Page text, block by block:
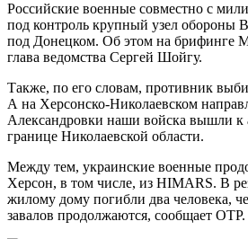
Российские военные совместно с
под контроль крупный узел обороны
под Донецком. Об этом на брифинге
глава ведомства Сергей Шойгу.
Также, по его словам, противник
А на Херсонско-Николаевском
Александровки наши войска вышли к
границе Николаевской области.
Между тем, украинские военные
Херсон, в том числе, из HIMARS. В
жилому дому погибли два человека,
завалов продолжаются, сообщает ОТР.